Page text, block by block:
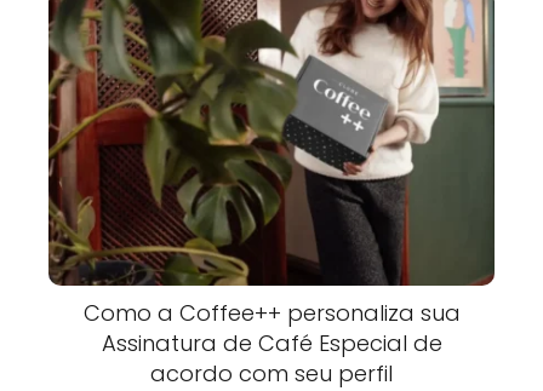
Como a Coffee++ personaliza sua
Assinatura de Café Especial de
acordo com seu perfil